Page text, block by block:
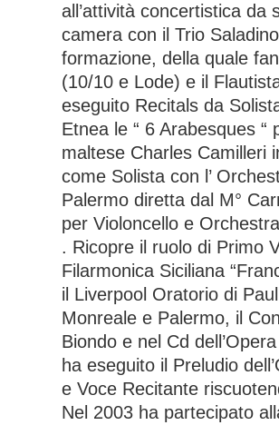
all’attività concertistica da
camera con il Trio
formazione, della quale
(10/10 e Lode) e il
eseguito Recitals da
Etnea le “ 6 Arabesques
maltese Charles Camilleri
come Solista con l’
Palermo diretta dal M°
per Violoncello e
. Ricopre il ruolo di Primo
Filarmonica Siciliana
il Liverpool Oratorio di
Monreale e Palermo, il
Biondo e nel Cd
ha eseguito il Preludio
e Voce Recitante
Nel 2003 ha partecipato